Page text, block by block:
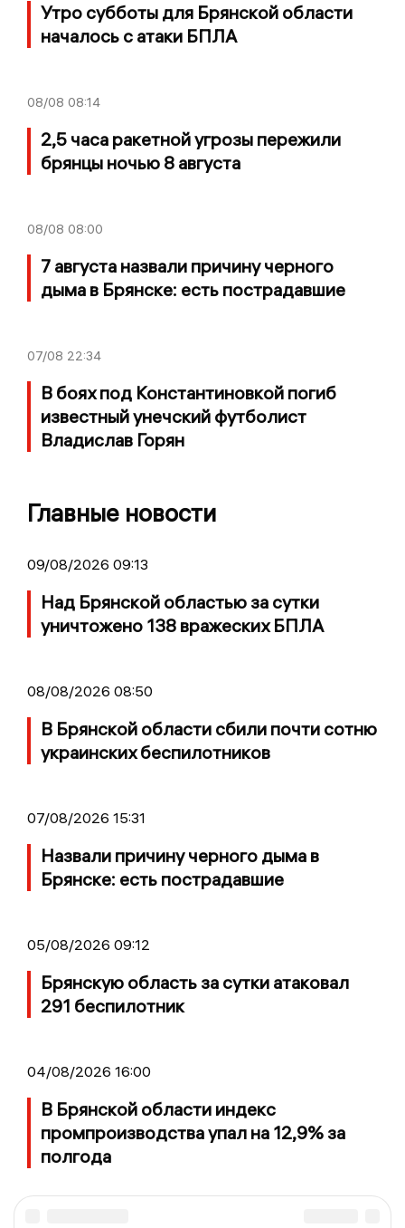
Утро субботы для Брянской области
началось с атаки БПЛА
08/08 08:14
2,5 часа ракетной угрозы пережили
брянцы ночью 8 августа
08/08 08:00
7 августа назвали причину черного
дыма в Брянске: есть пострадавшие
07/08 22:34
В боях под Константиновкой погиб
известный унечский футболист
Владислав Горян
Главные новости
09/08/2026 09:13
Над Брянской областью за сутки
уничтожено 138 вражеских БПЛА
08/08/2026 08:50
В Брянской области сбили почти сотню
украинских беспилотников
07/08/2026 15:31
Назвали причину черного дыма в
Брянске: есть пострадавшие
05/08/2026 09:12
Брянскую область за сутки атаковал
291 беспилотник
04/08/2026 16:00
В Брянской области индекс
промпроизводства упал на 12,9% за
полгода